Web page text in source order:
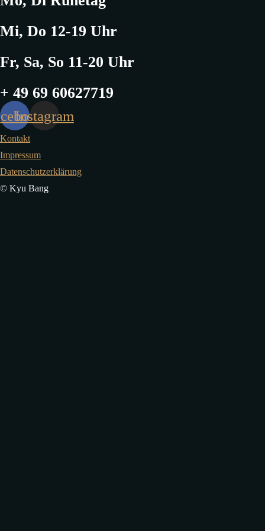
Mi, Do 12-19 Uhr
Fr, Sa, So 11-20 Uhr
+ 49 69 60627719
Instagram
Kontakt
Impressum
Datenschutzerklärung
© Kyu Bang